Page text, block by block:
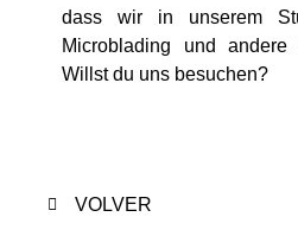
dass wir in unserem
Microblading und andere
Willst du uns besuchen?
VOLVER